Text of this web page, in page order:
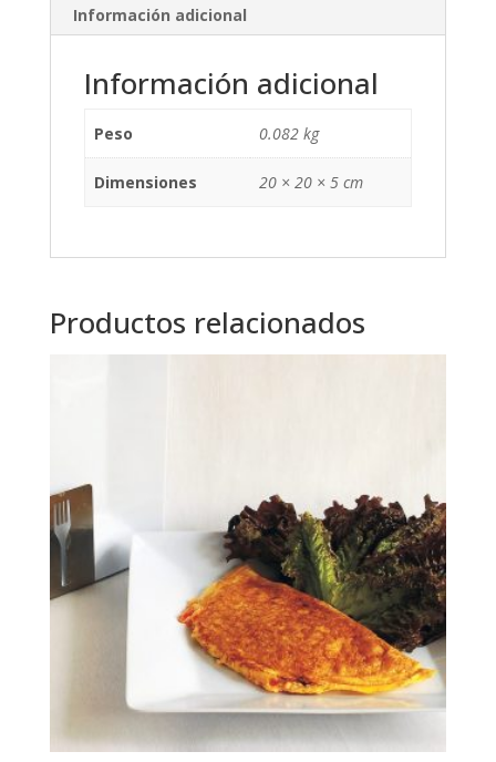
Información adicional
Información adicional
Peso 0.082 kg
Dimensiones 20 × 20 × 5 cm
Productos relacionados